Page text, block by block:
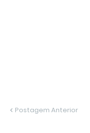
Postagem Anterior